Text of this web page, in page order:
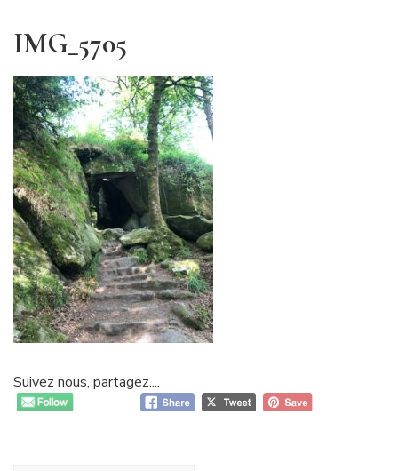
IMG_5705
Suivez nous, partagez....